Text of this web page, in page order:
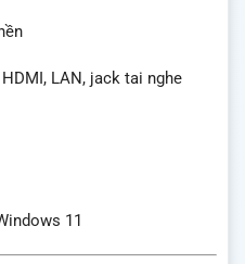
HDMI, LAN, jack tai nghe
11